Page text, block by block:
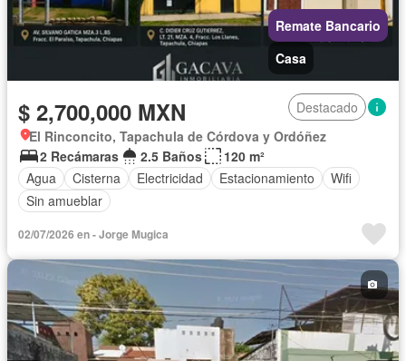
Remate Bancario
Casa
$ 2,700,000 MXN
Destacado
El Rinconcito, Tapachula de Córdova y Ordóñez
2 Recámaras
2.5 Baños
120 m²
Agua
Cisterna Electricidad Estacionamiento
Wifi
Sin amueblar
02/07/2026 en - Jorge Mugica